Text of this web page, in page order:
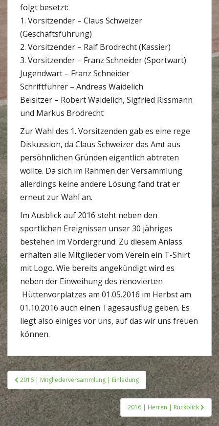
folgt besetzt:
1. Vorsitzender – Claus Schweizer
(Geschäftsführung)
2. Vorsitzender – Ralf Brodrecht (Kassier)
3. Vorsitzender – Franz Schneider (Sportwart)
Jugendwart – Franz Schneider
Schriftführer – Andreas Waidelich
Beisitzer – Robert Waidelich, Sigfried Rissmann
und Markus Brodrecht
Zur Wahl des 1. Vorsitzenden gab es eine rege
Diskussion, da Claus Schweizer das Amt aus
persöhnlichen Gründen eigentlich abtreten
wollte. Da sich im Rahmen der Versammlung
allerdings keine andere Lösung fand trat er
erneut zur Wahl an.
Im Ausblick auf 2016 steht neben den
sportlichen Ereignissen unser 30 jähriges
bestehen im Vordergrund. Zu diesem Anlass
erhalten alle Mitglieder vom Verein ein T-Shirt
mit Logo. Wie bereits angekündigt wird es
neben der Einweihung des renovierten
Hüttenvorplatzes am 01.05.2016 im Herbst am
01.10.2016 auch einen Tagesausflug geben. Es
liegt also einiges vor uns, auf das wir uns freuen
können.
Beitragsnavigation
2016 | Mitgliederversammlung | Einladung
2016 | Herren | Rückblick